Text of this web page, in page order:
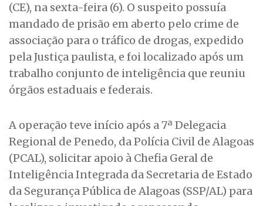
(CE), na sexta-feira (6). O suspeito possuía
mandado de prisão em aberto pelo crime de
associação para o tráfico de drogas, expedido
pela Justiça paulista, e foi localizado após um
trabalho conjunto de inteligência que reuniu
órgãos estaduais e federais.
A operação teve início após a 7ª Delegacia
Regional de Penedo, da Polícia Civil de Alagoas
(PCAL), solicitar apoio à Chefia Geral de
Inteligência Integrada da Secretaria de Estado
da Segurança Pública de Alagoas (SSP/AL) para